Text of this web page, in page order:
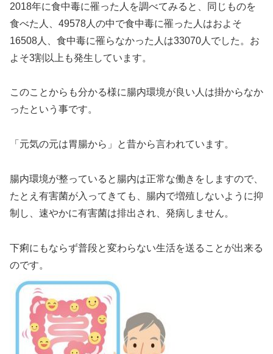
2018年に食中毒に罹った人を調べてみると、同じものを
食べた人、49578人の中で食中毒に罹った人はおよそ
16508人、食中毒に罹らなかった人は33070人でした。お
よそ3割以上も発生しています。
このことからも分かる様に腸内環境が良い人は掛からなか
ったという事です。
「元気の元は胃腸から」と昔から言われています。
腸内環境が整っていると腸内は正常な働きをしますので、
たとえ有害菌が入ってきても、腸内で増殖しないように抑
制し、速やかに有害菌は排出され、発病しません。
下痢にもならず普段と変わらない生活を送ることが出来る
のです。